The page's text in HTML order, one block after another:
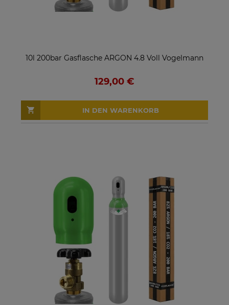
10l 200bar Gasflasche ARGON 4.8 Voll Vogelmann
129,00 €
IN DEN WARENKORB